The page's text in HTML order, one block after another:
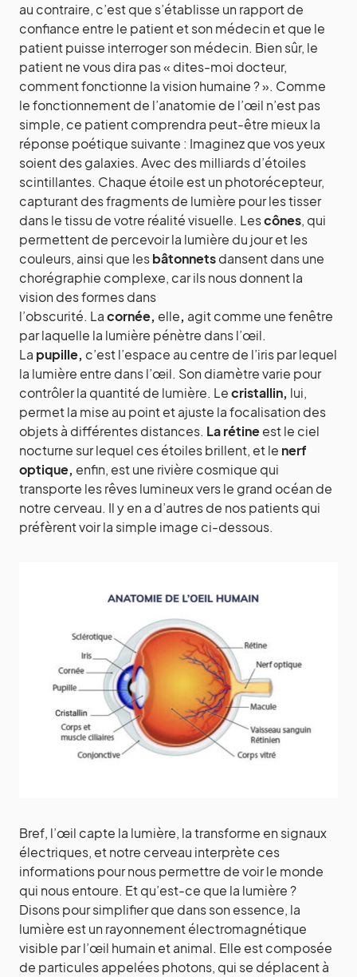
au contraire, c’est que s’établisse un rapport de
confiance entre le patient et son médecin et que le
patient puisse interroger son médecin. Bien sûr, le
patient ne vous dira pas « dites-moi docteur,
comment fonctionne la vision humaine ? ». Comme
le fonctionnement de l’anatomie de l’œil n’est pas
simple, ce patient comprendra peut-être mieux la
réponse poétique suivante : Imaginez que vos yeux
soient des galaxies. Avec des milliards d’étoiles
scintillantes. Chaque étoile est un photorécepteur,
capturant des fragments de lumière pour les tisser
dans le tissu de votre réalité visuelle. Lescônes, qui
permettent de percevoir la lumière du jour et les
couleurs, ainsi que lesbâtonnetsdansent dans une
chorégraphie complexe, car ils nous donnent la
vision des formes dans
l’obscurité. Lacornée, elle, agit comme une fenêtre
par laquelle la lumière pénètre dans l’œil.
La pupille, c’est l’espace au centre de l’iris par lequel
la lumière entre dans l’œil. Son diamètre varie pour
contrôler la quantité de lumière. Lecristallin, lui,
permet la mise au point et ajuste la focalisation des
objets à différentes distances. La rétineest le ciel
nocturne sur lequel ces étoiles brillent, et le nerf
optique, enfin, est une rivière cosmique qui
transporte les rêves lumineux vers le grand océan de
notre cerveau. Il y en a d’autres de nos patients qui
préfèrent voir la simple image ci-dessous.
Bref, l’œil capte la lumière, la transforme en signaux
électriques, et notre cerveau interprète ces
informations pour nous permettre de voir le monde
qui nous entoure. Et qu’est-ce que la lumière ?
Disons pour simplifier que dans son essence, la
lumière est un rayonnement électromagnétique
visible par l’œil humain et animal. Elle est composée
de particules appelées photons, qui se déplacent à